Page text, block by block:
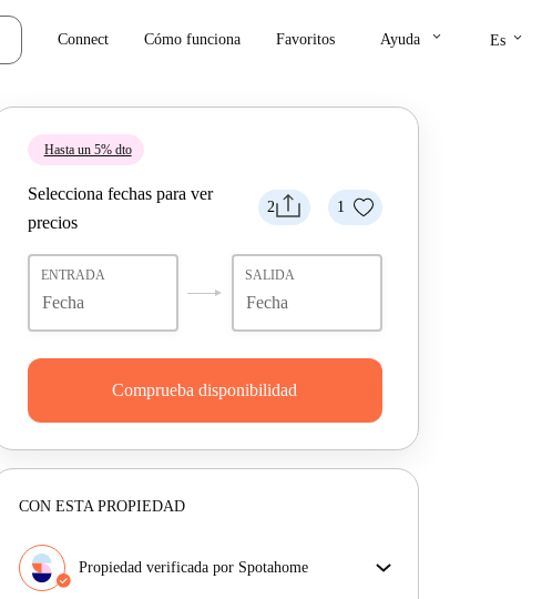
Connect Cómo funciona Favoritos Ayuda keyboard_arrow_down Es keyboard_arrow_down
Hasta un 5% dto
2 1
Selecciona fechas para ver
precios
ENTRADA SALIDA
Comprueba disponibilidad
CON ESTA PROPIEDAD
Propiedad verificada por Spotahome